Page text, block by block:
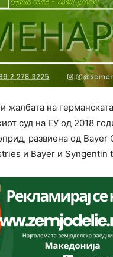
жалбата на
суд на ЕУ од 2018
развиена од
и Bayer и Syngentin